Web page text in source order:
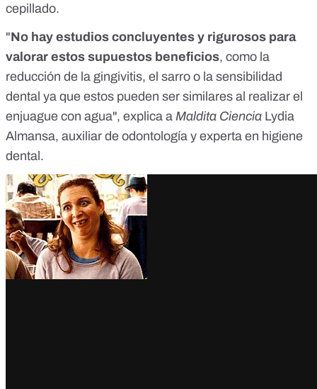
cepillado.
"No hay estudios concluyentes y rigurosos para
valorar estos supuestos beneficios, como la
reducción de la gingivitis, el sarro o la sensibilidad
dental ya que estos pueden ser similares al realizar el
enjuague con agua", explica a Maldita Ciencia Lydia
Almansa, auxiliar de odontología y experta en higiene
dental.